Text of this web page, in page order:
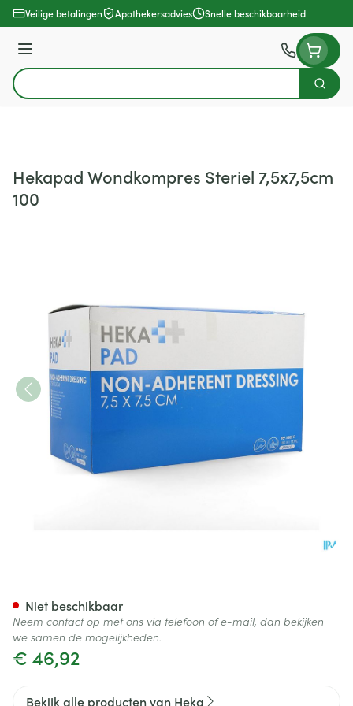
Ga naar de inhoud
Veilige betalingen Apothekersadvies Snelle beschikbaarheid
Menu
Product, merk, categorie...
Zoek
Hekapad Wondkompres Steriel 7,5x7,5cm
100
€ 46,92
Niet beschikbaar
Neem contact op met ons via telefoon of e-mail, dan bekijken
we samen de mogelijkheden.
Bekijk alle producten van Heka